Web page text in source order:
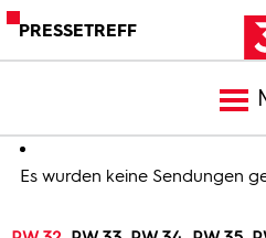
PRESSETREFF
Es wurden keine Sendungen